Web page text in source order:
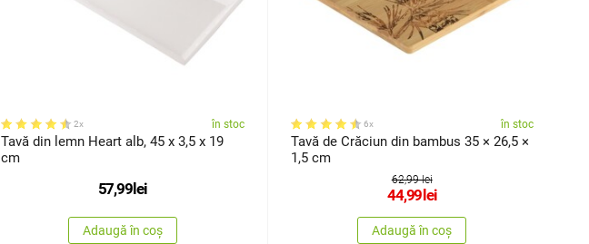
2x în stoc
Tavă din lemn Heart alb, 45 x 3,5 x 19
cm
57,99 lei
Adaugă în coș
6x în stoc
Tavă de Crăciun din bambus 35 × 26,5 ×
1,5 cm
62,99 lei
44,99 lei
Adaugă în coș